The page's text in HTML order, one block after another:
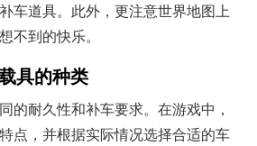
车道具。此外，更注意世界地图上
不到的快乐。
具的种类
的耐久性和补车要求。在游戏中，
点，并根据实际情况选择合适的车